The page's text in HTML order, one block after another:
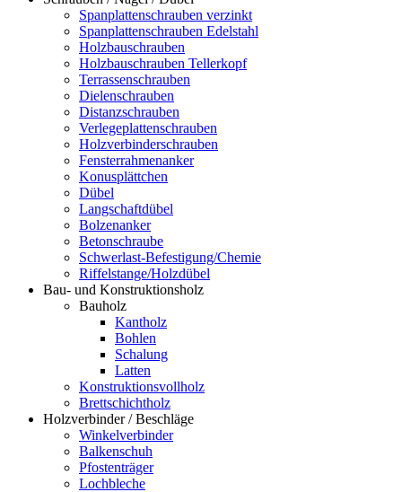
Spanplattenschrauben verzinkt
Spanplattenschrauben Edelstahl
Holzbauschrauben
Holzbauschrauben Tellerkopf
Terrassenschrauben
Dielenschrauben
Distanzschrauben
Verlegeplattenschrauben
Holzverbinderschrauben
Fensterrahmenanker
Konusplättchen
Dübel
Langschaftdübel
Bolzenanker
Betonschraube
Schwerlast-Befestigung/Chemie
Riffelstange/Holzdübel
Bau- und Konstruktionsholz
Bauholz
Kantholz
Bohlen
Schalung
Latten
Konstruktionsvollholz
Brettschichtholz
Holzverbinder / Beschläge
Winkelverbinder
Balkenschuh
Pfostenträger
Lochbleche